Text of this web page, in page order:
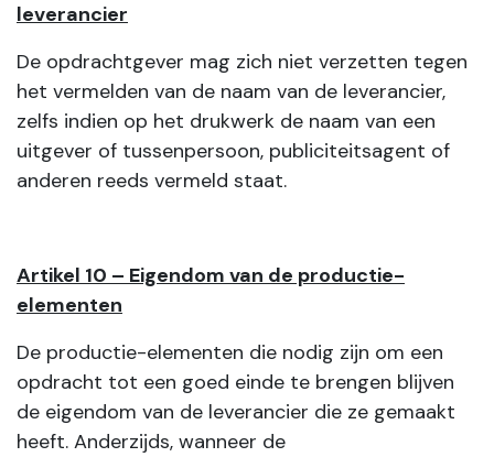
leverancier
De opdrachtgever mag zich niet verzetten tegen
het vermelden van de naam van de leverancier,
zelfs indien op het drukwerk de naam van een
uitgever of tussenpersoon, publiciteitsagent of
anderen reeds vermeld staat.
Artikel 10 – Eigendom van de productie-
elementen
De productie-elementen die nodig zijn om een
opdracht tot een goed einde te brengen blijven
de eigendom van de leverancier die ze gemaakt
heeft. Anderzijds, wanneer de